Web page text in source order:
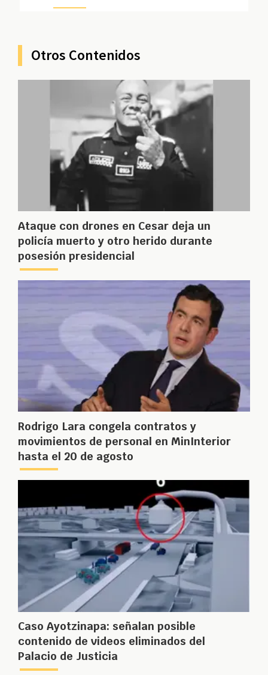
Otros Contenidos
Ataque con drones en Cesar deja un
policía muerto y otro herido durante
posesión presidencial
Rodrigo Lara congela contratos y
movimientos de personal en MinInterior
hasta el 20 de agosto
Caso Ayotzinapa: señalan posible
contenido de videos eliminados del
Palacio de Justicia